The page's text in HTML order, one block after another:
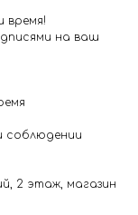
время!
на ваш
соблюдении
2 этаж, магазин